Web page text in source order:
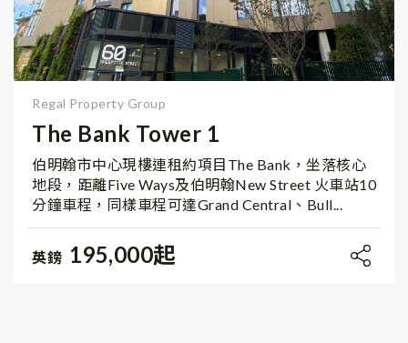
Regal Property Group
The Bank Tower 1
伯明翰市中心現樓連租約項目The Bank，坐落核心
地段，距離Five Ways及伯明翰New Street 火車站10
分鐘車程，同樣車程可達Grand Central、Bull...
英鎊 195,000起